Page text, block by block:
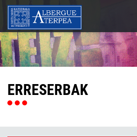
ERRESERBAK